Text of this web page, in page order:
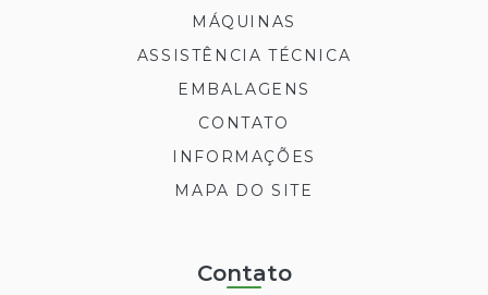
MÁQUINAS
ASSISTÊNCIA TÉCNICA
EMBALAGENS
CONTATO
INFORMAÇÕES
MAPA DO SITE
Contato